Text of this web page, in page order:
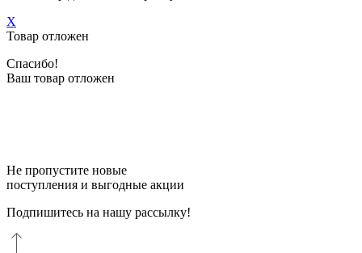
X
Товар отложен
Спасибо!
Ваш товар отложен
Не пропустите новые
поступления и выгодные акции
Подпишитесь на нашу рассылку!